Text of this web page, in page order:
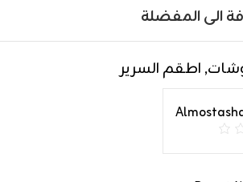
الى المفضلة
, اطقم السرير